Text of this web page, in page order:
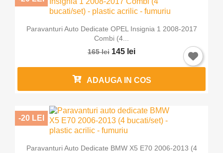
Paravanturi Auto Dedicate OPEL Insignia 1 2008-2017
Combi (4...
165 lei 145 lei
ADAUGA IN COS
Paravanturi Auto Dedicate BMW X5 E70 2006-2013 (4
-20 LEI